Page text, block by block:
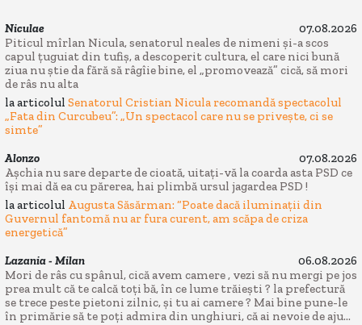
Niculae
07.08.2026
Piticul mîrlan Nicula, senatorul neales de nimeni și-a scos
capul țuguiat din tufiș, a descoperit cultura, el care nici bună
ziua nu știe da fără să râgîie bine, el „promovează” cică, să mori
de râs nu alta
la articolul Senatorul Cristian Nicula recomandă spectacolul
„Fata din Curcubeu”: „Un spectacol care nu se privește, ci se
simte”
Alonzo
07.08.2026
Așchia nu sare departe de cioată, uitați-vă la coarda asta PSD ce
își mai dă ea cu părerea, hai plimbă ursul jagardea PSD !
la articolul Augusta Săsărman: “Poate dacă iluminații din
Guvernul fantomă nu ar fura curent, am scăpa de criza
energetică”
Lazania - Milan
06.08.2026
Mori de râs cu spânul, cică avem camere , vezi să nu mergi pe jos
prea mult că te calcă toți bă, în ce lume trăiești ? la prefectură
se trece peste pietoni zilnic, și tu ai camere ? Mai bine pune-le
în primărie să te poți admira din unghiuri, că ai nevoie de aju...